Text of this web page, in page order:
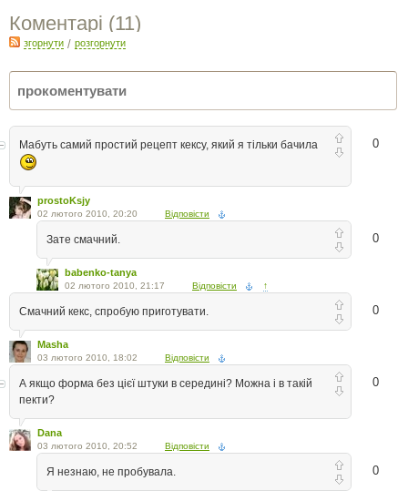
Коментарі (11)
згорнути / розгорнути
0
Мабуть самий простий рецепт кексу, який я тільки бачила
prostoKsjy
02 лютого 2010, 20:20 Відповісти
0
Зате смачний.
babenko-tanya
02 лютого 2010, 21:17 Відповісти ↑
0
Смачний кекс, спробую приготувати.
Masha
03 лютого 2010, 18:02 Відповісти
0
А якщо форма без цієї штуки в середині? Можна і в такій
пекти?
Dana
03 лютого 2010, 20:52 Відповісти
0
Я незнаю, не пробувала.